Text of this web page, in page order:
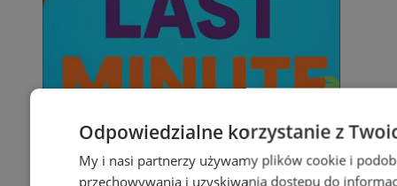
Odpowiedzialne korzystanie z
My i nasi partnerzy używamy plików cookie i
przechowywania i uzyskiwania dostępu do